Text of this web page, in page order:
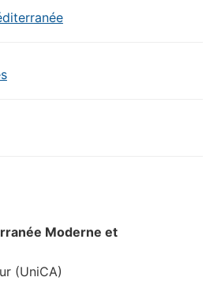
Moderne et
(UniCA)